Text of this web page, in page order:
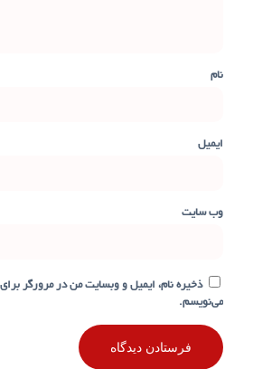
نام
ایمیل
وب‌ سایت
ذخیره نام، ایمیل و وبسایت من در مرورگر
می‌نویسم.